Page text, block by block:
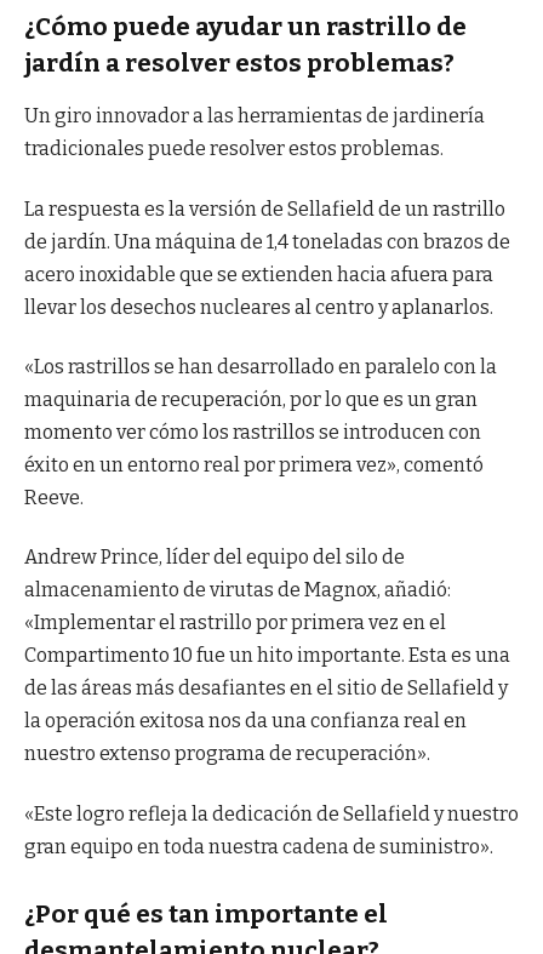
¿Cómo puede ayudar un rastrillo de
jardín a resolver estos problemas?
Un giro innovador a las herramientas de jardinería
tradicionales puede resolver estos problemas.
La respuesta es la versión de Sellafield de un rastrillo
de jardín. Una máquina de 1,4 toneladas con brazos de
acero inoxidable que se extienden hacia afuera para
llevar los desechos nucleares al centro y aplanarlos.
«Los rastrillos se han desarrollado en paralelo con la
maquinaria de recuperación, por lo que es un gran
momento ver cómo los rastrillos se introducen con
éxito en un entorno real por primera vez», comentó
Reeve.
Andrew Prince, líder del equipo del silo de
almacenamiento de virutas de Magnox, añadió:
«Implementar el rastrillo por primera vez en el
Compartimento 10 fue un hito importante. Esta es una
de las áreas más desafiantes en el sitio de Sellafield y
la operación exitosa nos da una confianza real en
nuestro extenso programa de recuperación».
«Este logro refleja la dedicación de Sellafield y nuestro
gran equipo en toda nuestra cadena de suministro».
¿Por qué es tan importante el